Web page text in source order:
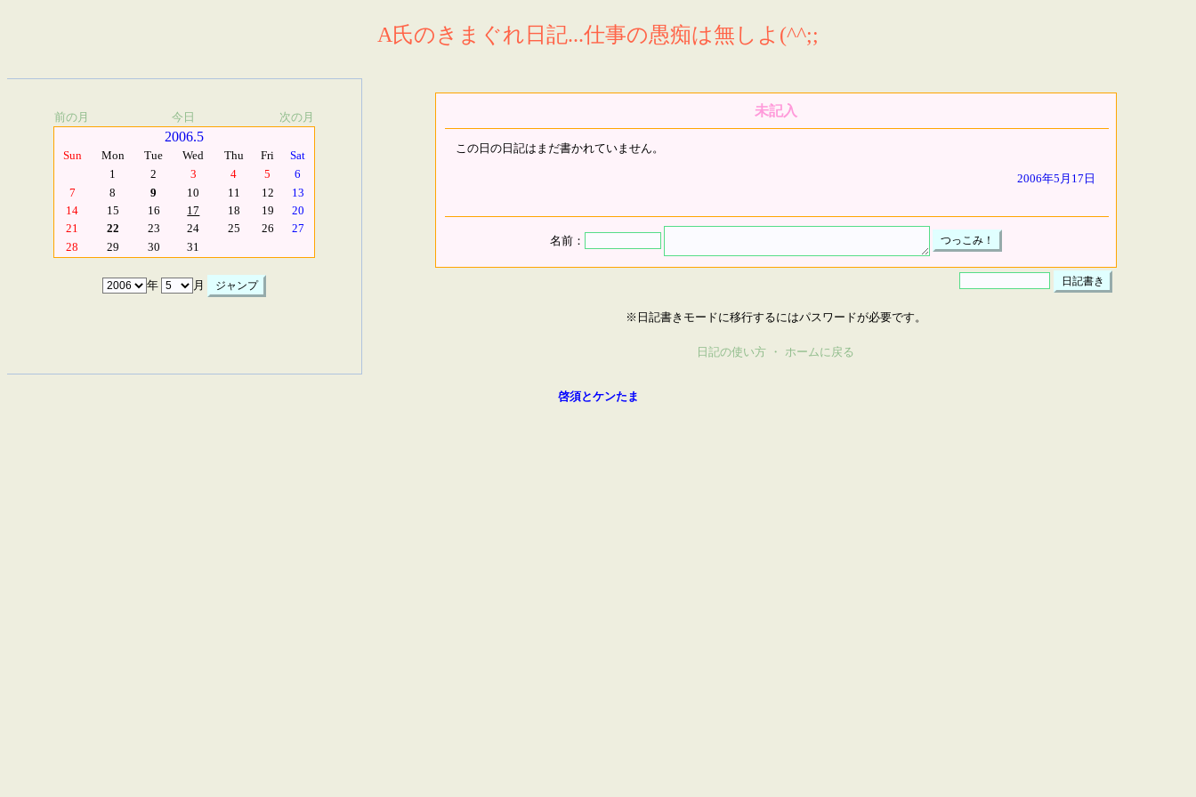
A氏のきまぐれ日記...仕事の愚痴は無しよ(^^;;
前の月 今日 次の月
2006.5
Sun Mon Tue Wed Thu Fri
Sat
1
2 3 4 5
6
7
8 9 10 11 12
13
14
15 16 17 18 19
20
21
22 23 24 25 26
27
28
29 30 31
年 月
未記入
この日の日記はまだ書かれていません。
2006年5月17日
名前：
※日記書きモードに移行するにはパスワードが必要です。
日記の使い方 ・ ホームに戻る
啓須とケンたま